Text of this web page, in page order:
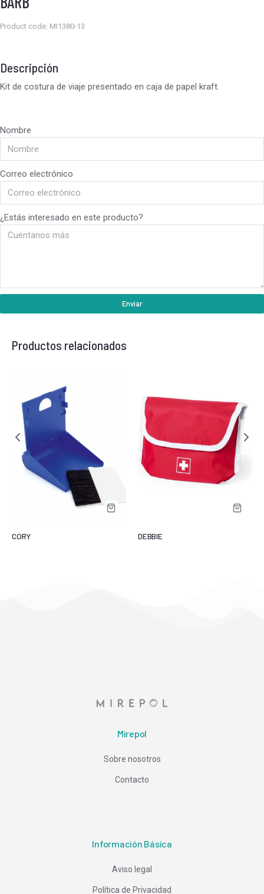
Product code: MI1380-13
Descripción
Kit de costura de viaje presentado en caja de papel kraft.
Nombre
Correo electrónico
¿Estás interesado en este producto?
Enviar
Productos relacionados
CORY DEBBIE
Mirepol
Sobre nosotros
Contacto
Información Básica
Aviso legal
Política de Privacidad